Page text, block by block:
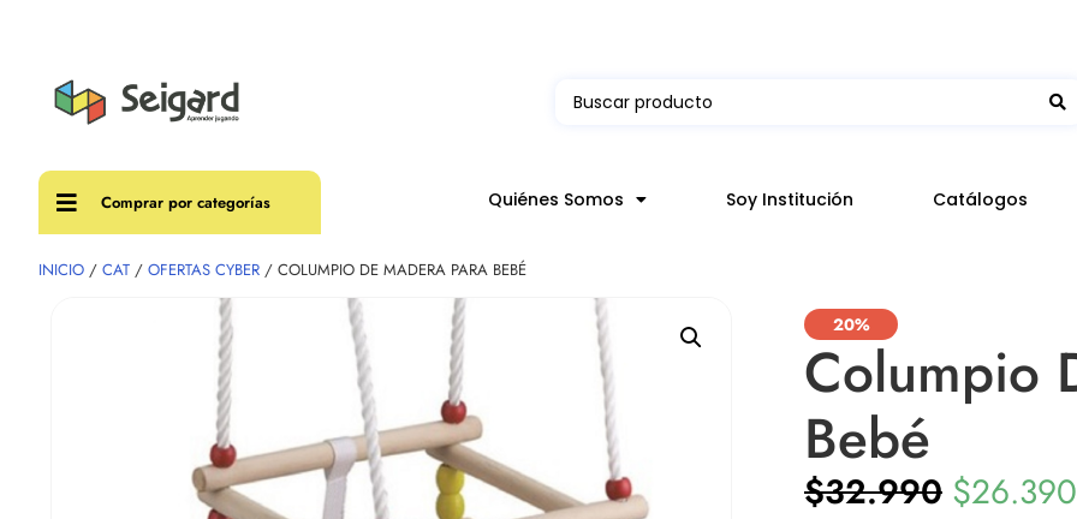
Comprar por categorías Quiénes Somos Soy Institución Catálogos
INICIO / CAT / OFERTAS CYBER / COLUMPIO DE MADERA PARA BEBÉ
20%
Columpio
Bebé
$32.990 $26.390